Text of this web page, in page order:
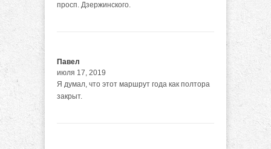
просп. Дзержинского.
Павел
июля 17, 2019
Я думал, что этот маршрут года как полтора
закрыт.